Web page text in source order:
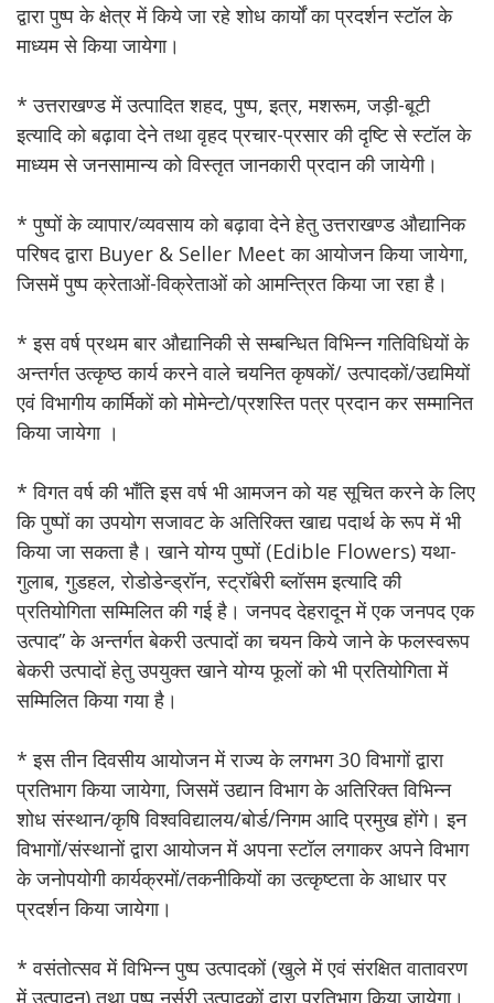
द्वारा पुष्प के क्षेत्र में किये जा रहे शोध कार्यों का प्रदर्शन स्टॉल के
माध्यम से किया जायेगा।
* उत्तराखण्ड में उत्पादित शहद, पुष्प, इत्र, मशरूम, जड़ी-बूटी
इत्यादि को बढ़ावा देने तथा वृहद प्रचार-प्रसार की दृष्टि से स्टॉल के
माध्यम से जनसामान्य को विस्तृत जानकारी प्रदान की जायेगी।
* पुष्पों के व्यापार/व्यवसाय को बढ़ावा देने हेतु उत्तराखण्ड औद्यानिक
परिषद द्वारा Buyer & Seller Meet का आयोजन किया जायेगा,
जिसमें पुष्प क्रेताओं-विक्रेताओं को आमन्त्रित किया जा रहा है।
* इस वर्ष प्रथम बार औद्यानिकी से सम्बन्धित विभिन्न गतिविधियों के
अन्तर्गत उत्कृष्ठ कार्य करने वाले चयनित कृषकों/ उत्पादकों/उद्यमियों
एवं विभागीय कार्मिकों को मोमेन्टो/प्रशस्ति पत्र प्रदान कर सम्मानित
किया जायेगा ।
* विगत वर्ष की भाँति इस वर्ष भी आमजन को यह सूचित करने के लिए
कि पुष्पों का उपयोग सजावट के अतिरिक्त खाद्य पदार्थ के रूप में भी
किया जा सकता है। खाने योग्य पुष्पों (Edible Flowers) यथा-
गुलाब, गुडहल, रोडोडेन्ड्रॉन, स्ट्रॉबेरी ब्लॉसम इत्यादि की
प्रतियोगिता सम्मिलित की गई है। जनपद देहरादून में एक जनपद एक
उत्पाद” के अन्तर्गत बेकरी उत्पादों का चयन किये जाने के फलस्वरूप
बेकरी उत्पादों हेतु उपयुक्त खाने योग्य फूलों को भी प्रतियोगिता में
सम्मिलित किया गया है।
* इस तीन दिवसीय आयोजन में राज्य के लगभग 30 विभागों द्वारा
प्रतिभाग किया जायेगा, जिसमें उद्यान विभाग के अतिरिक्त विभिन्न
शोध संस्थान/कृषि विश्वविद्यालय/बोर्ड/निगम आदि प्रमुख होंगे। इन
विभागों/संस्थानों द्वारा आयोजन में अपना स्टॉल लगाकर अपने विभाग
के जनोपयोगी कार्यक्रमों/तकनीकियों का उत्कृष्टता के आधार पर
प्रदर्शन किया जायेगा।
* वसंतोत्सव में विभिन्न पुष्प उत्पादकों (खुले में एवं संरक्षित वातावरण
में उत्पादन) तथा पुष्प नर्सरी उत्पादकों द्वारा प्रतिभाग किया जायेगा।